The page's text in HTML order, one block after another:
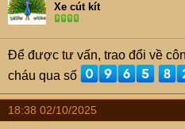
Xe cút kít
Để được tư vấn, trao đổi về
cháu qua số
18:38 02/10/2025